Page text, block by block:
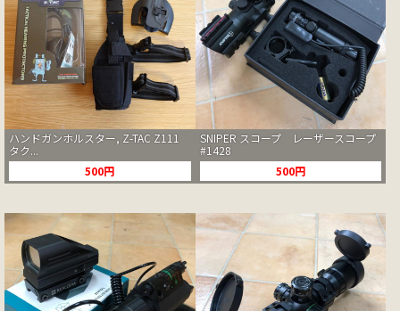
ハンドガンホルスター, Z-TAC Z111
タク...
500円
SNIPER スコープ レーザースコープ
#1428
500円